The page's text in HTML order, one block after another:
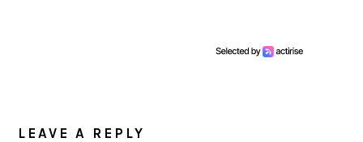
INTERACTIONS
LEAVE A REPLY